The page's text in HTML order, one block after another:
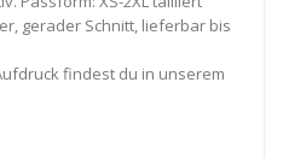
gerader Schnitt, lieferbar bis
findest du in unserem